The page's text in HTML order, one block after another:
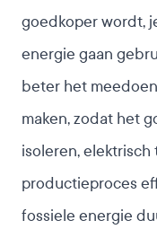
goedkoper wordt,
energie gaan
beter het
maken, zodat het
isoleren,
productieproces
fossiele energie